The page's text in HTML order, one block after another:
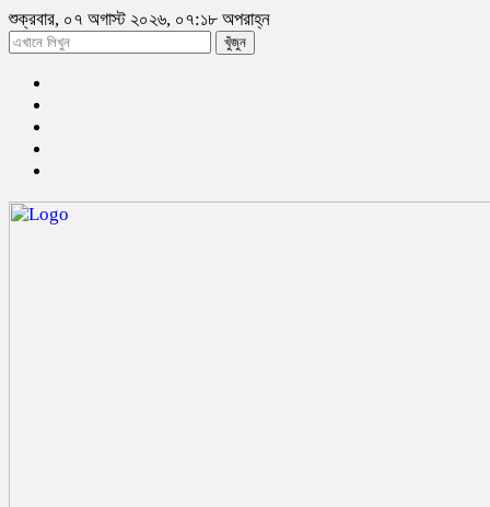
শুক্রবার, ০৭ অগাস্ট ২০২৬, ০৭:১৮ অপরাহ্ন
খুঁজুন